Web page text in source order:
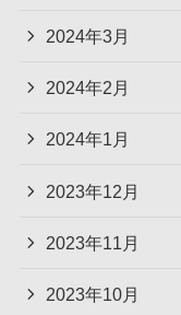
2024年3月
2024年2月
2024年1月
2023年12月
2023年11月
2023年10月